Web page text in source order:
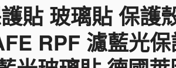
貼 玻璃貼 保護
RPF 濾藍光